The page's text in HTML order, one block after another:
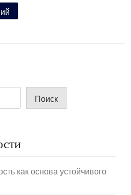
Поиск
как основа устойчивого